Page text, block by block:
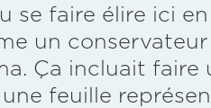
se faire élire ici
un
Ça incluait faire
feuille